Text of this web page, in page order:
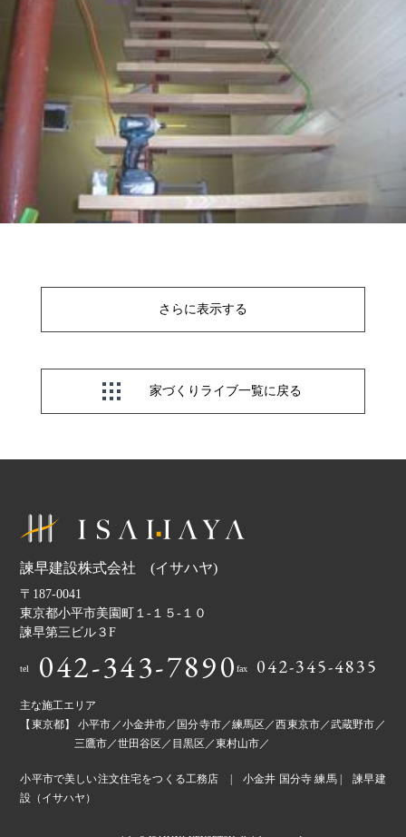
さらに表示する
家づくりライブ一覧に戻る
諫早建設株式会社 (イサハヤ)
〒187-0041
東京都小平市美園町１-１５-１０
諫早第三ビル３F
tel 042-343-7890fax 042-345-4835
主な施工エリア
【東京都】 小平市／小金井市／国分寺市／練馬区／西東京市／武蔵野市／
三鷹市／世田谷区／目黒区／東村山市／
小平市で美しい注文住宅をつくる工務店 | 小金井 国分寺 練馬 | 諫早建
設（イサハヤ）